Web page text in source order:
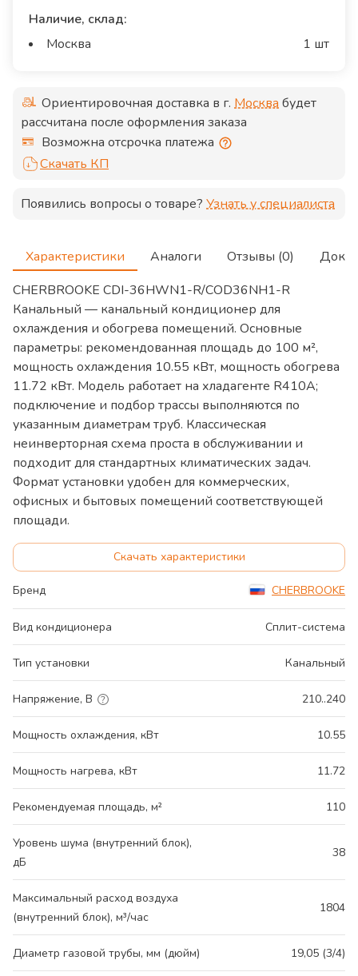
Наличие, склад:
Москва
1 шт
Ориентировочная доставка в г. Москвабудет
рассчитана после оформления заказа
Возможна отсрочка платежа
Скачать КП
Появились вопросы о товаре? Узнать у специалиста
Характеристики Аналоги Отзывы (0)
CHERBROOKE CDI-36HWN1-R/COD36NH1-R
Канальный — канальный кондиционер для
охлаждения и обогрева помещений. Основные
параметры: рекомендованная площадь до 100 м²,
мощность охлаждения 10.55 кВт, мощность обогрева
11.72 кВт. Модель работает на хладагенте R410A;
подключение и подбор трассы выполняются по
указанным диаметрам труб. Классическая
неинверторная схема проста в обслуживании и
подходит для стандартных климатических задач.
Формат установки удобен для коммерческих,
офисных и бытовых помещений соответствующей
площади.
Скачать характеристики
Бренд CHERBROOKE
Вид кондиционера Сплит-система
Тип установки Канальный
Напряжение, В 210..240
Мощность охлаждения, кВт 10.55
Мощность нагрева, кВт 11.72
Рекомендуемая площадь, м² 110
Уровень шума (внутренний блок),
дБ
38
Максимальный расход воздуха
(внутренний блок), м³/час
1804
Диаметр газовой трубы, мм (дюйм) 19,05 (3/4)